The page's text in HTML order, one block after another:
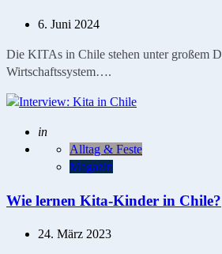
6. Juni 2024
Die KITAs in Chile stehen unter großem
Wirtschaftssystem….
Geschrieben
in
Alltag & Feste
Magazin
Wie lernen Kita-Kinder in Chile?
24. März 2023